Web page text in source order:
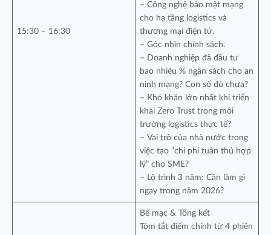
15:30 – 16:30
– Công nghệ bảo mật mạng
cho hạ tầng logistics và
thương mại điện tử.
– Góc nhìn chính sách.
– Doanh nghiệp đã đầu tư
bao nhiêu % ngân sách cho an
ninh mạng? Con số đủ chưa?
– Khó khăn lớn nhất khi triển
khai Zero Trust trong môi
trường logistics thực tế?
– Vai trò của nhà nước trong
việc tạo “chi phí tuân thủ hợp
lý” cho SME?
– Lộ trình 3 năm: Cần làm gì
ngay trong năm 2026?
Bế mạc & Tổng kết
Tóm tắt điểm chính từ 4 phiên